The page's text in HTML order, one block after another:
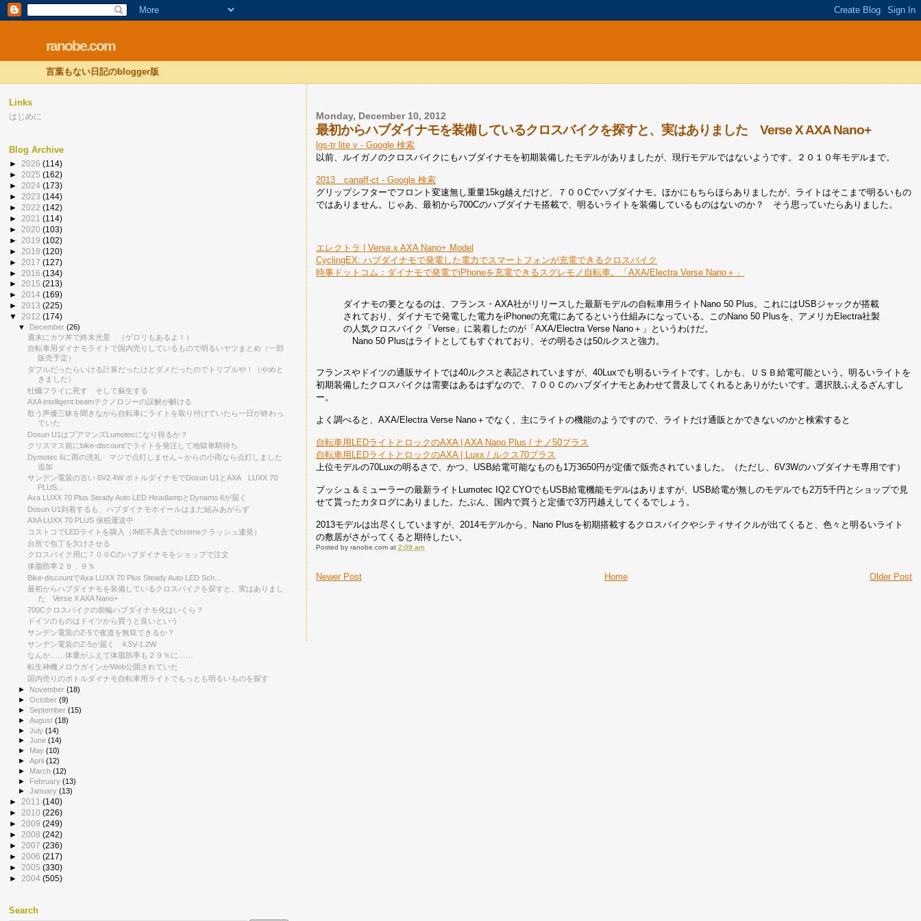
ranobe.com
言葉もない日記のblogger版
Monday, December 10, 2012
最初からハブダイナモを装備しているクロスバイクを探すと、実はありました Verse X AXA Nano+
lgs-tr lite v - Google 検索
以前、ルイガノのクロスバイクにもハブダイナモを初期装備したモデルがありましたが、現行モデルではないようです。２０１０年モデルまで。
2013 canaff-ct - Google 検索
グリップシフターでフロント変速無し重量15kg越えだけど、７００Cでハブダイナモ。ほかにもちらほらありましたが、ライトはそこまで明るいもの
ではありません。じゃあ、最初から700Cのハブダイナモ搭載で、明るいライトを装備しているものはないのか？ そう思っていたらありました。
エレクトラ | Verse x AXA Nano+ Model
CyclingEX: ハブダイナモで発電した電力でスマートフォンが充電できるクロスバイク
時事ドットコム：ダイナモで発電でiPhoneを充電できるスグレモノ自転車。「AXA/Electra Verse Nano＋」
ダイナモの要となるのは、フランス・AXA社がリリースした最新モデルの自転車用ライトNano 50 Plus。これにはUSBジャックが搭載
されており、ダイナモで発電した電力をiPhoneの充電にあてるという仕組みになっている。このNano 50 Plusを、アメリカElectra社製
の人気クロスバイク「Verse」に装着したのが「AXA/Electra Verse Nano＋」というわけだ。
Nano 50 Plusはライトとしてもすぐれており、その明るさは50ルクスと強力。
フランスやドイツの通販サイトでは40ルクスと表記されていますが、40Luxでも明るいライトです。しかも、ＵＳＢ給電可能という。明るいライトを
初期装備したクロスバイクは需要はあるはずなので、７００Ｃのハブダイナモとあわせて普及してくれるとありがたいです。選択肢ふえるざんすし
ー。
よく調べると、AXA/Electra Verse Nano＋でなく、主にライトの機能のようですので、ライトだけ通販とかできないのかと検索すると
自転車用LEDライトとロックのAXA | AXA Nano Plus / ナノ50プラス
自転車用LEDライトとロックのAXA | Luxx / ルクス70プラス
上位モデルの70Luxの明るさで、かつ、USB給電可能なものも1万3650円が定価で販売されていました。（ただし、6V3Wのハブダイナモ専用です）
ブッシュ＆ミューラーの最新ライトLumotec IQ2 CYOでもUSB給電機能モデルはありますが、USB給電が無しのモデルでも2万5千円とショップで見
せて貰ったカタログにありました。たぶん、国内で買うと定価で3万円越えしてくるでしょう。
2013モデルは出尽くしていますが、2014モデルから、Nano Plusを初期搭載するクロスバイクやシティサイクルが出てくると、色々と明るいライト
の敷居がさがってくると期待したい。
Posted byranobe.com at2:09 am
Newer Post Older Post
Home
Links
はじめに
Blog Archive
► 2026 (114)
► 2025 (162)
► 2024 (173)
► 2023 (144)
► 2022 (142)
► 2021 (114)
► 2020 (103)
► 2019 (102)
► 2018 (120)
► 2017 (127)
► 2016 (134)
► 2015 (213)
► 2014 (169)
► 2013 (225)
▼ 2012 (174)
▼ December(26)
週末にカツ丼で終末光景 （ゲロリもあるよ！）
自転車用ダイナモライトで国内売りしているもので明るいヤツまとめ（一部
販売予定）
ダブルだったらいける計算だったけどダメだったのでトリプルや！（やめと
きました）
牡蠣フライに死す そして蘇生する
AXA intelligent beamテクノロジーの誤解が解ける
歌う声優三昧を聞きながら自転車にライトを取り付けていたら一日が終わっ
ていた
Dosun U1はプアマンズLumotecになり得るか？
クリスマス前にbike-discountでライトを発注して地獄単騎待ち
Dymotec 6に雨の洗礼 マジで点灯しません～からの小雨なら点灯しました
追加
サンデン電装の古い 6V2.4W ボトルダイナモでDosun U1とAXA LUXX 70
PLUS...
Axa LUXX 70 Plus Steady Auto LED HeadlampとDynamo 6が届く
Dosun U1到着するも、ハブダイナモホイールはまだ組みあがらず
AXA LUXX 70 PLUS 保税運送中
コストコでLEDライトを購入（IME不具合でchromeクラッシュ連発）
台所で包丁を欠けさせる
クロスバイク用に７００Cのハブダイナモをショップで注文
体脂肪率２９．９％
Bike-discountでAxa LUXX 70 Plus Steady Auto LED Sch...
最初からハブダイナモを装備しているクロスバイクを探すと、実はありまし
た Verse X AXA Nano+
700Cクロスバイクの前輪ハブダイナモ化はいくら？
ドイツのものはドイツから買うと良いという
サンデン電装のZ-5で夜道を無双できるか？
サンデン電装のZ-5が届く 4.5V-1.2W
なんか……体重がふえて体脂肪率も２９％に……
転生神機メロウガインがWeb公開されていた
国内売りのボトルダイナモ自転車用ライトでもっとも明るいものを探す
►
November(18)
►October(9)
►September(15)
►August(18)
►July(14)
►June(14)
► May(10)
►April(12)
► March(12)
► February(13)
►January(13)
► 2011 (140)
► 2010 (226)
► 2009 (249)
► 2008 (242)
► 2007 (236)
► 2006 (217)
► 2005 (330)
► 2004 (505)
Search